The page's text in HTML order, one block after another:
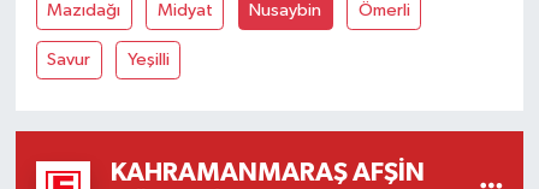
Mazıdağı Midyat Nusaybin Ömerli
Savur Yeşilli
KAHRAMANMARAŞ AFŞIN